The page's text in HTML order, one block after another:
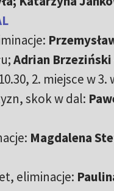
Adrian Brzeziński
2. miejsce w 3.
skok w dal:
Magdalena
eliminacje: